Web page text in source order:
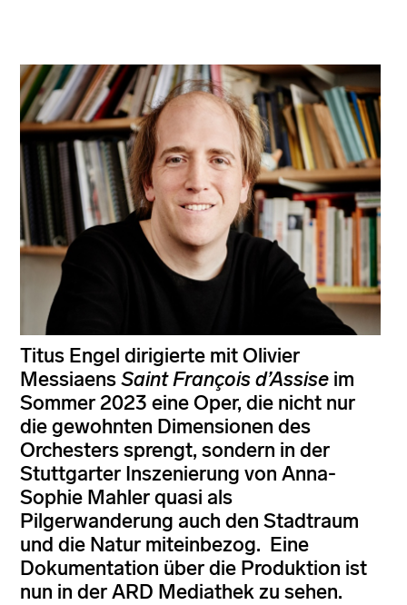
Titus Engel dirigierte mit Olivier
MessiaensSaint François d’Assise im
Sommer 2023 eine Oper, die nicht nur
die gewohnten Dimensionen des
Orchesters sprengt, sondern in der
Stuttgarter Inszenierung von Anna-
Sophie Mahler quasi als
Pilgerwanderung auch den Stadtraum
und die Natur miteinbezog. Eine
Dokumentation über die Produktion ist
nun in der ARD Mediathek zu sehen.